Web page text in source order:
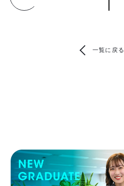
一覧に戻る